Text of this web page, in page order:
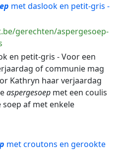
met daslook en petit-gris -
gerechten/aspergesoep-
en petit-gris - Voor een
of communie mag
Kathryn haar verjaardag
aspergesoep met een coulis
af met enkele
met croutons en gerookte